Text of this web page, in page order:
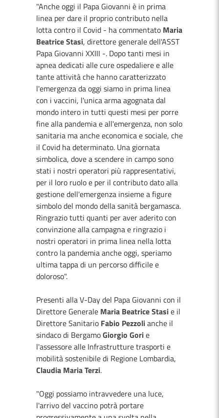
"Anche oggi il Papa Giovanni è in prima
linea per dare il proprio contributo nella
lotta contro il Covid - ha commentato Maria
Beatrice Stasi, direttore generale dell'ASST
Papa Giovanni XXIII -. Dopo tanti mesi in
apnea dedicati alle cure ospedaliere e alle
tante attività che hanno caratterizzato
l'emergenza da oggi siamo in prima linea
con i vaccini, l'unica arma agognata dal
mondo intero in tutti questi mesi per porre
fine alla pandemia e all'emergenza, non solo
sanitaria ma anche economica e sociale, che
il Covid ha determinato. Una giornata
simbolica, dove a scendere in campo sono
stati i nostri operatori più rappresentativi,
per il loro ruolo e per il contributo dato alla
gestione dell'emergenza insieme a figure
simbolo del mondo della sanità bergamasca.
Ringrazio tutti quanti per aver aderito con
convinzione alla campagna e ringrazio i
nostri operatori in prima linea nella lotta
contro la pandemia anche oggi, speriamo
ultima tappa di un percorso difficile e
doloroso".
Presenti alla V-Day del Papa Giovanni con il
Direttore Generale Maria Beatrice Stasie il
Direttore Sanitario Fabio Pezzolianche il
sindaco di BergamoGiorgio Gorie
l'assessore alle Infrastrutture trasporti e
mobilità sostenibile di Regione Lombardia,
Claudia Maria Terzi.
"Oggi possiamo intravvedere una luce,
l'arrivo del vaccino potrà portare